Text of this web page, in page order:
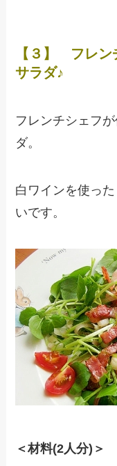
【３】 フレン
サラダ♪
フレンチシェフ
ダ。
白ワインを使っ
いです。
＜材料(2人分)＞